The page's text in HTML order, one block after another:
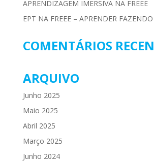
APRENDIZAGEM IMERSIVA NA FREEE
EPT NA FREEE – APRENDER FAZENDO
COMENTÁRIOS
ARQUIVO
Junho 2025
Maio 2025
Abril 2025
Março 2025
Junho 2024